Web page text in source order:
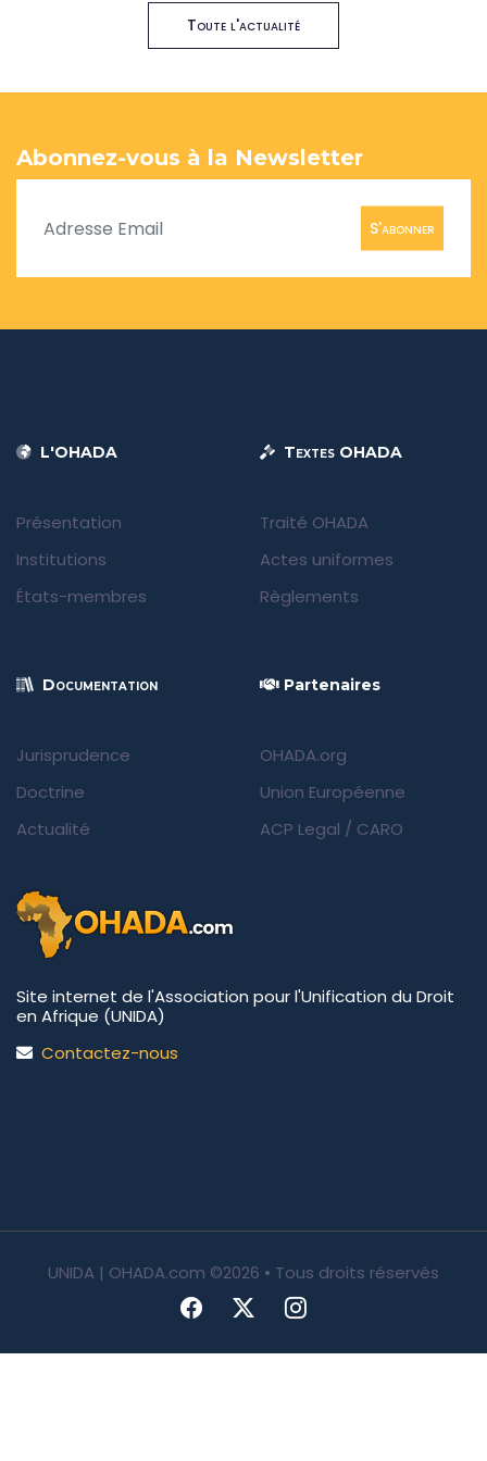
Toute l'actualité
Abonnez-vous à la Newsletter
S'abonner
L'OHADA
Présentation
Institutions
États-membres
Textes OHADA
Traité OHADA
Actes uniformes
Règlements
Documentation
Jurisprudence
Doctrine
Actualité
Partenaires
OHADA.org
Union Européenne
ACP Legal / CARO
Site internet de l'Association pour l'Unification du Droit
en Afrique (UNIDA)
Contactez-nous
UNIDA | OHADA.com ©2026 • Tous droits réservés